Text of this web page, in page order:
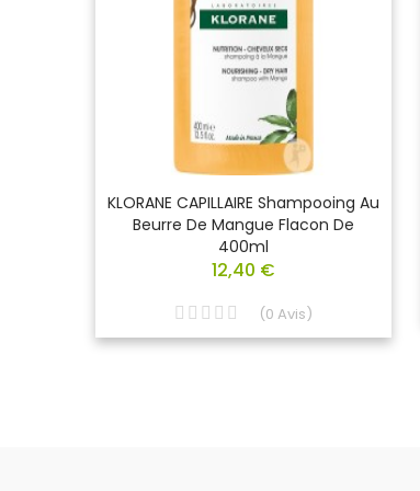
KLORANE CAPILLAIRE Shampooing Au
Beurre De Mangue Flacon De
400ml
12,40 €
(0 Avis)